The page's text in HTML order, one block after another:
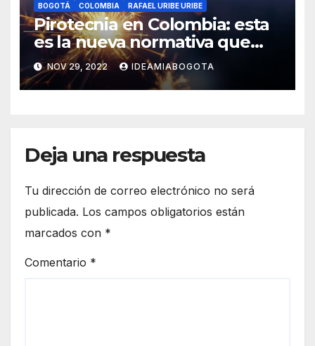
BOGOTÁ COLOMBIA RAFAEL URIBE URIBE
Pirotecnia en Colombia: esta
es la nueva normativa que
regula su uso y
comercialización
NOV 29, 2022 IDEAMIABOGOTA
Deja una respuesta
Tu dirección de correo electrónico no será
publicada. Los campos obligatorios están
marcados con *
Comentario *